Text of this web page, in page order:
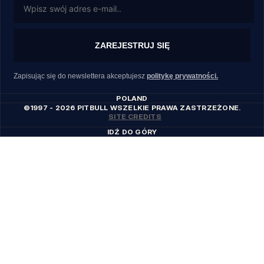
ZAREJESTRUJ SIĘ
Zapisując się do newslettera akceptujesz politykę prywatności.
POLAND
©1997 - 2026 PITBULL WSZELKIE PRAWA ZASTRZEŻONE.
SITE CREDITS
IDŹ DO GÓRY